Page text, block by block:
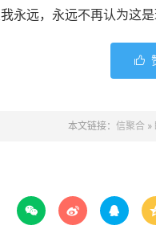
永远，永远不再认为这

本文链接： 信聚合 »
  